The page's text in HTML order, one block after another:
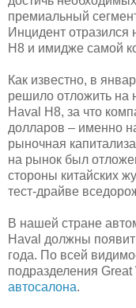
премиальный
Инцидент отразился
H8 и имидже самой
Как известно, в
решило отложить на
Haval H8, за что
долларов – именно
рыночная
на рынок был
стороны китайских
тест-драйве
В нашей стране
Haval должны
года. По всей
подразделения
автосалона.